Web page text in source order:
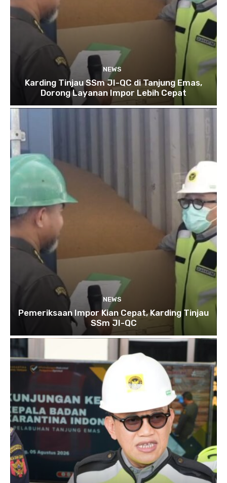
NEWS
Karding Tinjau SSm JI-QC di Tanjung Emas,
Dorong Layanan Impor Lebih Cepat
NEWS
Pemeriksaan Impor Kian Cepat, Karding Tinjau
SSm JI-QC